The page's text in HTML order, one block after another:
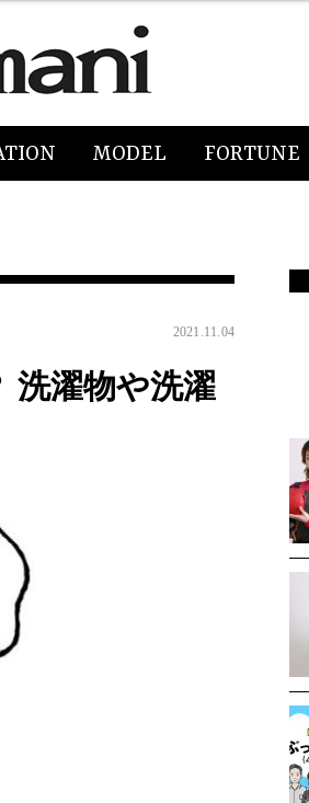
MODEL FORTUNE
2021.11.04
洗濯物や洗濯